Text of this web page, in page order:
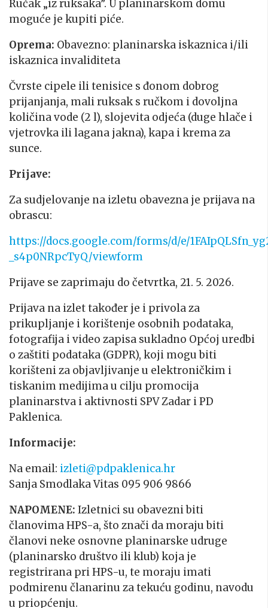
Ručak „iz ruksaka”. U planinarskom domu
moguće je kupiti piće.
Oprema: Obavezno: planinarska iskaznica i/ili
iskaznica invaliditeta
Čvrste cipele ili tenisice s đonom dobrog
prijanjanja, mali ruksak s ručkom i dovoljna
količina vode (2 l), slojevita odjeća (duge hlače i
vjetrovka ili lagana jakna), kapa i krema za
sunce.
Prijave:
Za sudjelovanje na izletu obavezna je prijava na
obrascu:
https://docs.google.com/forms/d/e/
_s4p0NRpcTyQ/viewform
Prijave se zaprimaju do četvrtka, 21. 5. 2026.
Prijava na izlet također je i privola za
prikupljanje i korištenje osobnih podataka,
fotografija i video zapisa sukladno Općoj uredbi
o zaštiti podataka (GDPR), koji mogu biti
korišteni za objavljivanje u elektroničkim i
tiskanim medijima u cilju promocija
planinarstva i aktivnosti SPV Zadar i PD
Paklenica.
Informacije:
Na email: izleti@pdpaklenica.hr
Sanja Smodlaka Vitas 095 906 9866
NAPOMENE: Izletnici su obavezni biti
članovima HPS-a, što znači da moraju biti
članovi neke osnovne planinarske udruge
(planinarsko društvo ili klub) koja je
registrirana pri HPS-u, te moraju imati
podmirenu članarinu za tekuću godinu, navodu
u priopćenju.